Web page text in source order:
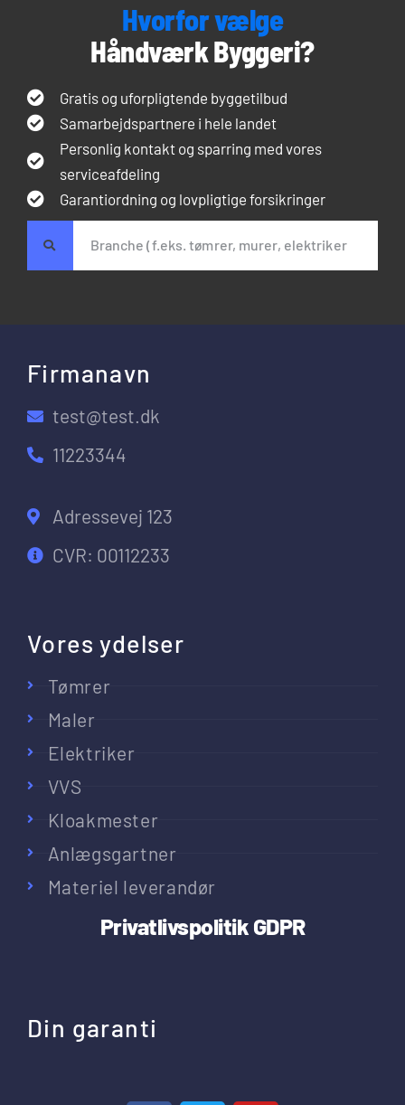
Hvorfor vælge
Håndværk Byggeri?
Gratis og uforpligtende byggetilbud
Samarbejdspartnere i hele landet
Personlig kontakt og sparring med vores
serviceafdeling
Garantiordning og lovpligtige forsikringer
Firmanavn
test@test.dk
11223344
Adressevej 123
CVR: 00112233
Vores ydelser
Tømrer
Maler
Elektriker
VVS
Kloakmester
Anlægsgartner
Materiel leverandør
Privatlivspolitik GDPR
Din garanti